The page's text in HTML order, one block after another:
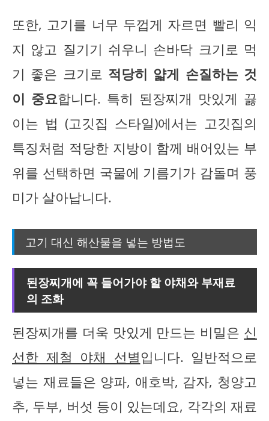
또한, 고기를 너무 두껍게 자르면 빨리 익
지 않고 질기기 쉬우니 손바닥 크기로 먹
기 좋은 크기로 적당히 얇게 손질하는 것
이 중요합니다. 특히 된장찌개 맛있게 끓
이는 법 (고깃집 스타일)에서는 고깃집의
특징처럼 적당한 지방이 함께 배어있는 부
위를 선택하면 국물에 기름기가 감돌며 풍
미가 살아납니다.
고기 대신 해산물을 넣는 방법도
된장찌개에 꼭 들어가야 할 야채와 부재료
의 조화
된장찌개를 더욱 맛있게 만드는 비밀은 신
선한 제철 야채 선별입니다. 일반적으로
넣는 재료들은 양파, 애호박, 감자, 청양고
추, 두부, 버섯 등이 있는데요, 각각의 재료